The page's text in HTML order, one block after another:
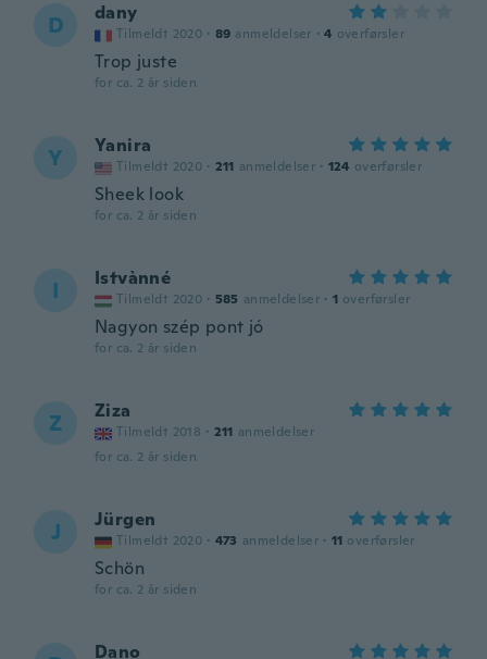
D dany
Tilmeldt 2020 · 89 anmeldelser · 4 overførsler
Trop juste
for ca. 2 år siden
Y Yanira
Tilmeldt 2020 · 211 anmeldelser · 124 overførsler
Sheek look
for ca. 2 år siden
I Istvànné
Tilmeldt 2020 · 585 anmeldelser · 1 overførsler
Nagyon szép pont jó
for ca. 2 år siden
Z Ziza
Tilmeldt 2018 · 211 anmeldelser
for ca. 2 år siden
J Jürgen
Tilmeldt 2020 · 473 anmeldelser · 11 overførsler
Schön
for ca. 2 år siden
Dano